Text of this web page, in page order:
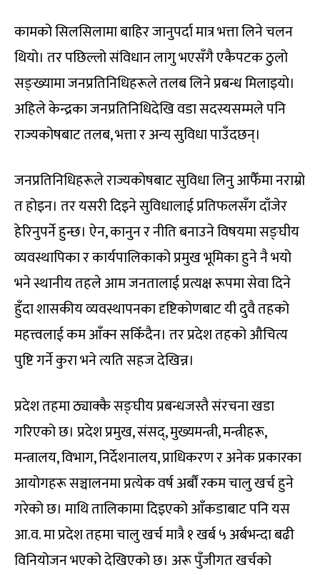
कामको सिलसिलामा बाहिर जानुपर्दा मात्र भत्ता लिने चलन
थियो। तर पछिल्लो संविधान लागु भएसँगै एकैपटक ठुलो
सङ्ख्यामा जनप्रतिनिधिहरूले तलब लिने प्रबन्ध मिलाइयो।
अहिले केन्द्रका जनप्रतिनिधिदेखि वडा सदस्यसम्मले पनि
राज्यकोषबाट तलब, भत्ता र अन्य सुविधा पाउँदछन्।
जनप्रतिनिधिहरूले राज्यकोषबाट सुविधा लिनु आफैँमा नराम्रो
त होइन। तर यसरी दिइने सुविधालाई प्रतिफलसँग दाँजेर
हेरिनुपर्ने हुन्छ। ऐन, कानुन र नीति बनाउने विषयमा सङ्घीय
व्यवस्थापिका र कार्यपालिकाको प्रमुख भूमिका हुने नै भयो
भने स्थानीय तहले आम जनतालाई प्रत्यक्ष रूपमा सेवा दिने
हुँदा शासकीय व्यवस्थापनका दृष्टिकोणबाट यी दुवै तहको
महत्त्वलाई कम आँक्न सकिँदैन। तर प्रदेश तहको औचित्य
पुष्टि गर्ने कुरा भने त्यति सहज देखिन्न।
प्रदेश तहमा ठ्याक्कै सङ्घीय प्रबन्धजस्तै संरचना खडा
गरिएको छ। प्रदेश प्रमुख, संसद्, मुख्यमन्त्री, मन्त्रीहरू,
मन्त्रालय, विभाग, निर्देशनालय, प्राधिकरण र अनेक प्रकारका
आयोगहरू सञ्चालनमा प्रत्येक वर्ष अर्बौं रकम चालु खर्च हुने
गरेको छ। माथि तालिकामा दिइएको आँकडाबाट पनि यस
आ.व. मा प्रदेश तहमा चालु खर्च मात्रै १ खर्ब ५ अर्बभन्दा बढी
विनियोजन भएको देखिएको छ। अरू पुँजीगत खर्चको